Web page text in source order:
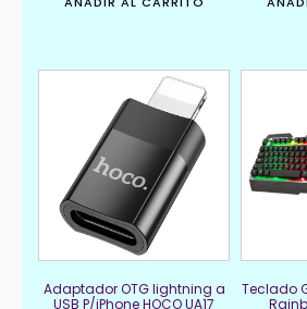
Adaptador OTG lightning a
USB P/iPhone HOCO UA17
Teclado